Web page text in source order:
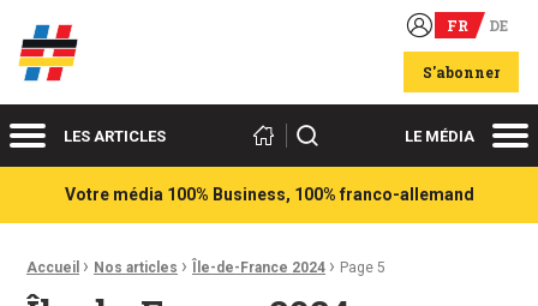
Acteurs du franco-allemand FR DE
S'abonner
MenuLES ARTICLES Rechercher LE MÉDIA
Votre média 100% Business, 100% franco-allemand
Fil d'Ariane :
Accueil › Nos articles › Île-de-France 2024 › Page 5